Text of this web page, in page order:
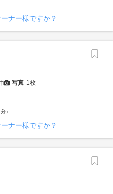
ナー様ですか？
写真 1枚
）
ナー様ですか？